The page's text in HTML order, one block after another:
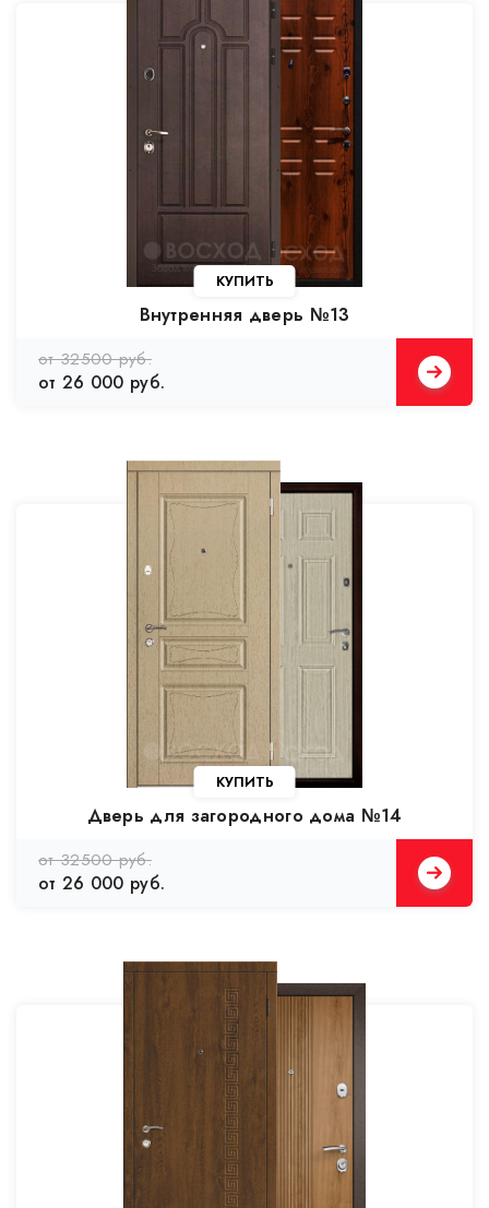
Внутренняя дверь №13
от 32500 руб.
от 26 000 руб.
Дверь для загородного дома №14
от 32500 руб.
от 26 000 руб.